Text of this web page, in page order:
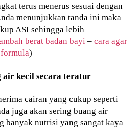
terus menerus sesuai dengan
menunjukkan tanda ini maka
ASI sehingga lebih
berat badan bayi –cara agar
)
air kecil secara teratur
cairan yang cukup seperti
juga akan sering buang air
banyak nutrisi yang sangat kaya